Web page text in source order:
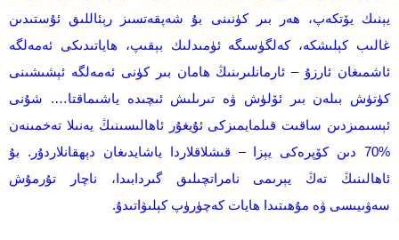
يېنىك يۆتكەپ، ھەر بىر كۈنىنى بۇ شەپقەتسىز رېئاللىق ئۇستىدىن
غالىب كېلىشكە، كەلگۈسىگە ئۈمىدلىك بېقىپ، ھاياتىدىكى ئەمەلگە
ئاشمىغان ئارزۇ – ئارمانلىرىنىڭ ھامان بىر كۈنى ئەمەلگە ئېشىشىنى
كۈتۈش بىلەن بىر ئۆلۈش ۋە تىرىلىش ئىچىدە ياشىماقتا…. شۇنى
ئېسىمىزدىن ساقىت قىلمايمىزكى ئۇيغۇر ئاھالىسىنىڭ يەنىلا تەخمىنەن
%70 دىن كۆپرەكى يېزا – قىشلاقلاردا ياشايدىغان دېھقانلاردۇر. بۇ
ئاھالىنىڭ تەڭ يېرىمى نامراتچىلىق گىردابىدا، ناچار تۇرمۇش
سەۋىيىسى ۋە مۇھىتىدا ھايات كەچۈرۈپ كېلىۋاتىدۇ.